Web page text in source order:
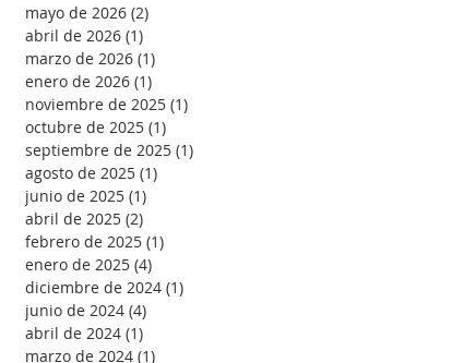
mayo de 2026 (2)
abril de 2026 (1)
marzo de 2026 (1)
enero de 2026 (1)
noviembre de 2025 (1)
octubre de 2025 (1)
septiembre de 2025 (1)
agosto de 2025 (1)
junio de 2025 (1)
abril de 2025 (2)
febrero de 2025 (1)
enero de 2025 (4)
diciembre de 2024 (1)
junio de 2024 (4)
abril de 2024 (1)
marzo de 2024 (1)